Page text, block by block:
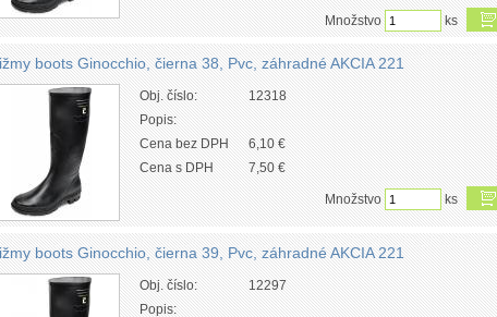
Množstvo ks
boots Ginocchio, čierna 38, Pvc, záhradné AKCIA 221
Obj. číslo:
12318
Popis:
Cena bez DPH
6,10 €
Cena s DPH
7,50 €
Množstvo ks
boots Ginocchio, čierna 39, Pvc, záhradné AKCIA 221
Obj. číslo:
12297
Popis: